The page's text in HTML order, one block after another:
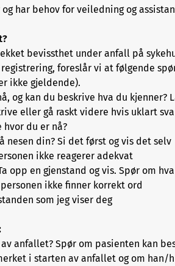
og har behov for veiledning og
bevissthet under anfall på
foreslår vi at følgende
ikke gjeldende).
og kan du beskrive hva du kjenner?
eller gå raskt videre hvis uklart
du er nå?
nesen din? Si det først og vis det selv
ikke reagerer adekvat
opp en gjenstand og vis. Spør om
ikke finner korrekt ord
som jeg viser deg
anfallet? Spør om pasienten kan
i starten av anfallet og om han/